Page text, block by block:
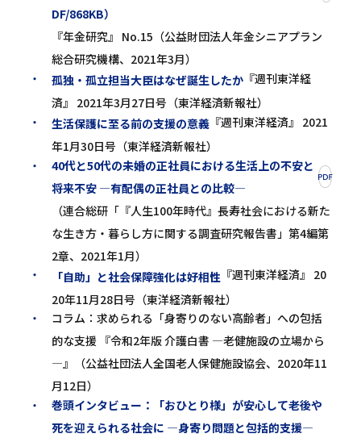
DF/868KB）
『年金研究』 No.15（公益財団法人年金シニアプラン
総合研究機構、2021年3月）
孤独・孤立担当大臣はなぜ誕生したか『週刊東洋経
済』 2021年3月27日号（東洋経済新報社）
生活保護に至る前の支援の意義『週刊東洋経済』 2021
年1月30日号（東洋経済新報社）
40代と50代の未婚の正社員における生活上の不安と
将来不安 ―有配偶の正社員との比較―
（連合総研「『人生100年時代』長寿社会における新た
な生き方・暮らし方に関する調査研究報告書」第4編第
2章、2021年1月）
「自助」と社会保障強化は好相性 『週刊東洋経済』 20
20年11月28日号（東洋経済新報社）
コラム：求められる「身寄りのない高齢者」への包括
的な支援 『令和2年版 介護白書 ―老健施設の立場から
―』（公益社団法人全国老人保健施設協会、2020年11
月12日）
巻頭インタビュー：「おひとり様」が安心して老後や
死を迎えられる社会に ―身寄り問題と包括的支援―